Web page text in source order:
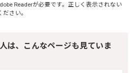
Readerが必要です。正しく表示されない
さい。
は、こんなページも見ていま